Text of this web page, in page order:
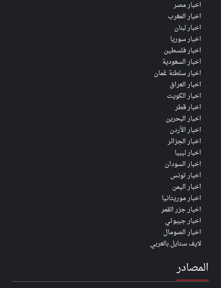
اخبار مصر
اخبار المغرب
اخبار لبنان
اخبار سوريا
اخبار فلسطين
اخبار السعودية
اخبار سلطنة عُمان
اخبار العراق
اخبار الكويت
اخبار قطر
اخبار البحرين
اخبار الأردن
اخبار الجزائر
اخبار ليبيا
اخبار السودان
اخبار تونس
اخبار اليمن
اخبار موريتانيا
اخبار جزر القمر
اخبار جيبوتي
اخبار الصومال
لايف ستايل بالعربي
المصادر